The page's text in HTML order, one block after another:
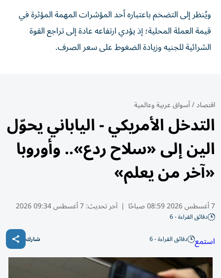
ويُنظر إلى التضخم باعتباره أحد المؤشرات المهمة المؤثرة في
قيمة العملة المحلية؛ إذ يؤدي ارتفاعه عادة إلى تراجع القوة
الشرائية للجنيه وزيادة الضغوط على سعر الصرف.
اقتصاد/أسواق عربية وعالمية
التدخل الأمريكي - الياباني يحوّل
الين إلى «سلاح ردع».. وأوروبا
«آخر من يعلم»
7 أغسطس 2026 08:59 صباحًا | آخر تحديث:7 أغسطس 09:34 2026
دقائق القراءة - 6
استمع دقائق القراءة - 6 شارك